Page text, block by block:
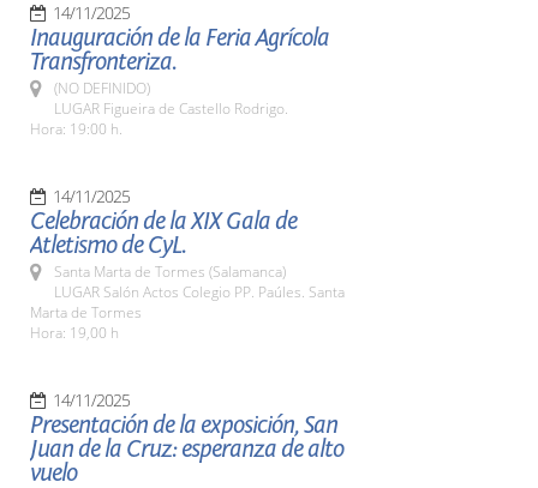
14/11/2025
Inauguración de la Feria Agrícola
Transfronteriza.
(NO DEFINIDO)
LUGAR Figueira de Castello Rodrigo.
Hora: 19:00 h.
14/11/2025
Celebración de la XIX Gala de
Atletismo de CyL.
Santa Marta de Tormes (Salamanca)
LUGAR Salón Actos Colegio PP. Paúles. Santa
Marta de Tormes
Hora: 19,00 h
14/11/2025
Presentación de la exposición, San
Juan de la Cruz: esperanza de alto
vuelo